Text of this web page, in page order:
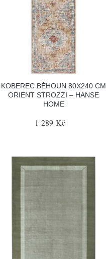
KOBEREC BĚHOUN 80X240 CM
ORIENT STROZZI – HANSE
HOME
1 289 Kč